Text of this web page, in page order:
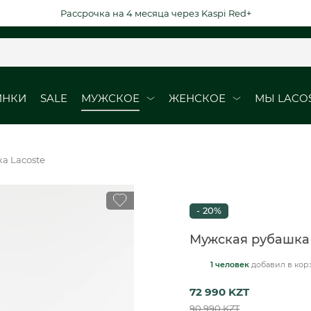
Рассрочка на 4 месяца через Kaspi Red+
SALE МУЖСКОЕ
Кеды
ЖЕНСКОЕ
Кеды
МЫ
DURABLE
Lacoste
- 20%
Мужская рубашка
1 человек добавил в
72 990 KZT
90 990 KZT